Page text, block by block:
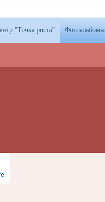
"Точка роста" Фотоальбомы